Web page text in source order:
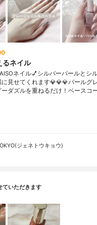
るネイル
ネイル💅シルバーパールとシ
見せてくれます💎💎💎パールグ
ダズルを重ねるだけ！ベースコ
ジェネトウキョウ)
ていただきます